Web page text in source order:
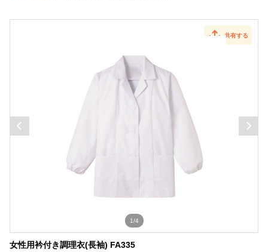
共有する
1/4
女性用衿付き調理衣(長袖) FA335